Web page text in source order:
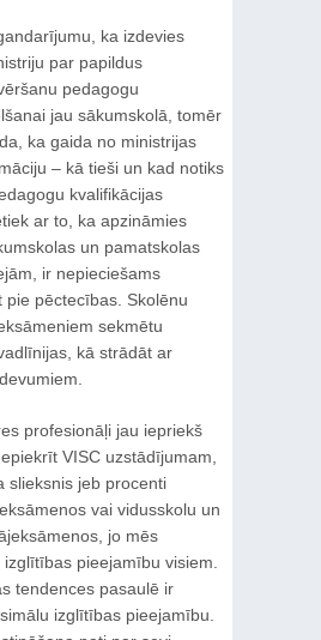
ka izdevies
par papildus
pedagogu
jau sākumskolā, tomēr
ka gaida no ministrijas
– kā tieši un kad notiks
kvalifikācijas
ar to, ka apzināmies
un pamatskolas
ir nepieciešams
pie pēctecības. Skolēnu
sekmētu
kā strādāt ar
profesionāļi jau iepriekš
VISC uzstādījumam,
slieksnis jeb procenti
vai vidusskolu un
jo mēs
pieejamību visiem.
tendences pasaulē ir
izglītības pieejamību.